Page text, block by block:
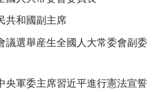
共和國副主席
議選舉産生全國人大常委會副委
央軍委主席習近平進行憲法宣誓